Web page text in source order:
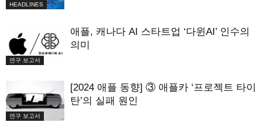
HEADLINES
연구 보고서
애플, 캐나다 AI 스타트업 ‘다윈AI’ 인수의
의미
연구 보고서
[2024 애플 동향] ③ 애플카 ‘프로젝트 타이
탄’의 실패 원인